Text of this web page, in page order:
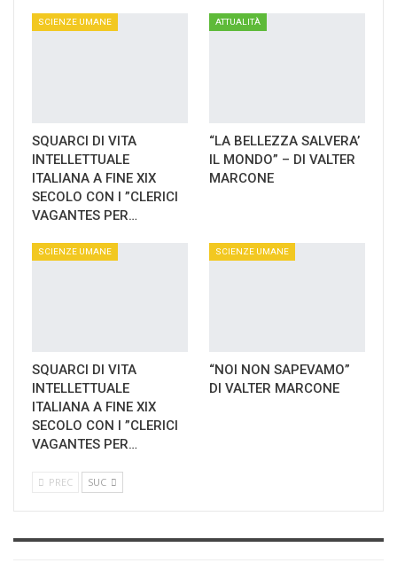
SCIENZE UMANE
SQUARCI DI VITA
INTELLETTUALE
ITALIANA A FINE XIX
SECOLO CON I ”CLERICI
VAGANTES PER…
ATTUALITÀ
“LA BELLEZZA SALVERA’
IL MONDO” – DI VALTER
MARCONE
SCIENZE UMANE
SQUARCI DI VITA
INTELLETTUALE
ITALIANA A FINE XIX
SECOLO CON I ”CLERICI
VAGANTES PER…
SCIENZE UMANE
“NOI NON SAPEVAMO”
DI VALTER MARCONE
PREC SUC